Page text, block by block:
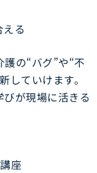
る
の“バグ”や“不
していけます。
が現場に活きる
座